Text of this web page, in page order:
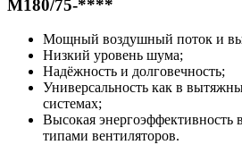
M180/75-****
Мощный воздушный поток и
Низкий уровень шума;
Надёжность и долговечность;
Универсальность как в
системах;
Высокая энергоэффективность
типами вентиляторов.